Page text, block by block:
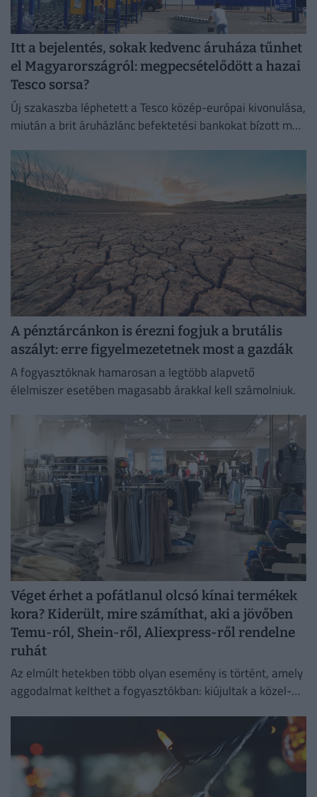
Itt a bejelentés, sokak kedvenc áruháza tűnhet
el Magyarországról: megpecsételődött a hazai
Tesco sorsa?
Új szakaszba léphetett a Tesco közép-európai kivonulása,
miután a brit áruházlánc befektetési bankokat bízott meg
A pénztárcánkon is érezni fogjuk a brutális
aszályt: erre figyelmezetetnek most a gazdák
A fogyasztóknak hamarosan a legtöbb alapvető
élelmiszer esetében magasabb árakkal kell számolniuk.
Véget érhet a pofátlanul olcsó kínai termékek
kora? Kiderült, mire számíthat, aki a jövőben
Temu-ról, Shein-ről, Aliexpress-ről rendelne
ruhát
Az elmúlt hetekben több olyan esemény is történt, amely
aggodalmat kelthet a fogyasztókban: kiújultak a közel-